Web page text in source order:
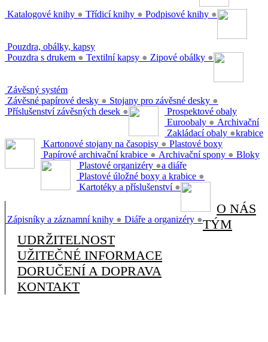
Katalogové knihy ● Třídicí knihy ● Podpisové knihy ●
Pouzdra, obálky, kapsy
Pouzdra s drukem ● Textilní kapsy ● Zipové obálky ●
Závěsný systém
Závěsné papírové desky ● Stojany pro závěsné desky ●
Příslušenství závěsných desek ●
Prospektové obaly
Euroobaly ●
Zakládací obaly ●
Archivační
krabice
Kartonové stojany na časopisy ●
Papírové archivační krabice ● Archivační spony ●
Plastové boxy
Plastové organizéry ●
Plastové úložné boxy a krabice ●
Kartotéky a příslušenství ●
Bloky
a diáře
Zápisníky a záznamní knihy ● Diáře a organizéry ●
O NÁS
TÝM
UDRŽITELNOST
UŽITEČNÉ INFORMACE
DORUČENÍ A DOPRAVA
KONTAKT